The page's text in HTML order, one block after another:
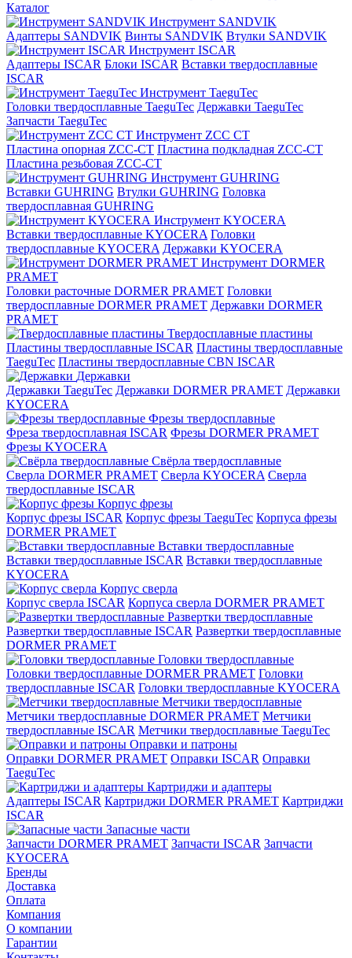
Каталог
Инструмент SANDVIK
Адаптеры SANDVIK Винты SANDVIK Втулки SANDVIK
Инструмент ISCAR
Адаптеры ISCAR Блоки ISCAR Вставки твердосплавные
ISCAR
Инструмент TaeguTec
Головки твердосплавные TaeguTec Державки TaeguTec
Запчасти TaeguTec
Инструмент ZCС CT
Пластина опорная ZCC-CT Пластина подкладная ZCC-CT
Пластина резьбовая ZCC-CT
Инструмент GUHRING
Вставки GUHRING Втулки GUHRING Головка
твердосплавная GUHRING
Инструмент KYOCERA
Вставки твердосплавные KYOCERA Головки
твердосплавные KYOCERA Державки KYOCERA
Инструмент DORMER
PRAMET
Головки расточные DORMER PRAMET Головки
твердосплавные DORMER PRAMET Державки DORMER
PRAMET
Твердосплавные пластины
Пластины твердосплавные ISCAR Пластины твердосплавные
TaeguTec Пластины твердосплавные CBN ISCAR
Державки
Державки TaeguTec Державки DORMER PRAMET Державки
KYOCERA
Фрезы твердосплавные
Фреза твердосплавная ISCAR Фрезы DORMER PRAMET
Фрезы KYOCERA
Свёрла твердосплавные
Сверла DORMER PRAMET Сверла KYOCERA Сверла
твердосплавные ISCAR
Корпус фрезы
Корпус фрезы ISCAR Корпус фрезы TaeguTec Корпуса фрезы
DORMER PRAMET
Вставки твердосплавные
Вставки твердосплавные ISCAR Вставки твердосплавные
KYOCERA
Корпус сверла
Корпус сверла ISCAR Корпуса сверла DORMER PRAMET
Развертки твердосплавные
Развертки твердосплавные ISCAR Развертки твердосплавные
DORMER PRAMET
Головки твердосплавные
Головки твердосплавные DORMER PRAMET Головки
твердосплавные ISCAR Головки твердосплавные KYOCERA
Метчики твердосплавные
Метчики твердосплавные DORMER PRAMET Метчики
твердосплавные ISCAR Метчики твердосплавные TaeguTec
Оправки и патроны
Оправки DORMER PRAMET Оправки ISCAR Оправки
TaeguTec
Картриджи и адаптеры
Адаптеры ISCAR Картриджи DORMER PRAMET Картриджи
ISCAR
Запасные части
Запчасти DORMER PRAMET Запчасти ISCAR Запчасти
KYOCERA
Бренды
Доставка
Оплата
Компания
О компании
Гарантии